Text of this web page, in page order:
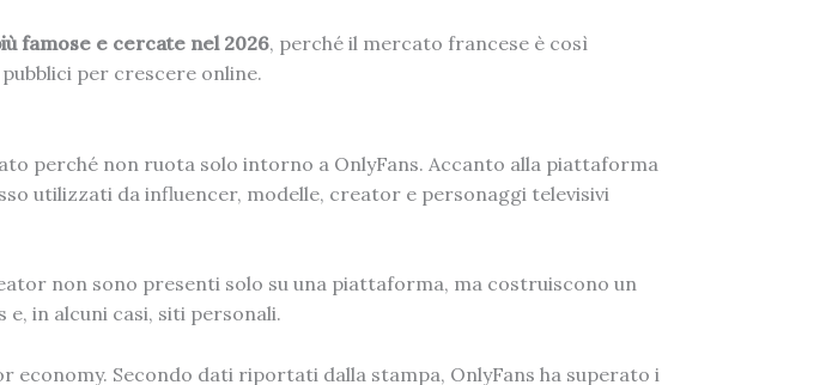
famose e cercate nel 2026, perché il mercato francese è così
per crescere online.
perché non ruota solo intorno a OnlyFans. Accanto alla piattaforma
utilizzati da influencer, modelle, creator e personaggi televisivi
non sono presenti solo su una piattaforma, ma costruiscono un
in alcuni casi, siti personali.
Secondo dati riportati dalla stampa, OnlyFans ha superato i